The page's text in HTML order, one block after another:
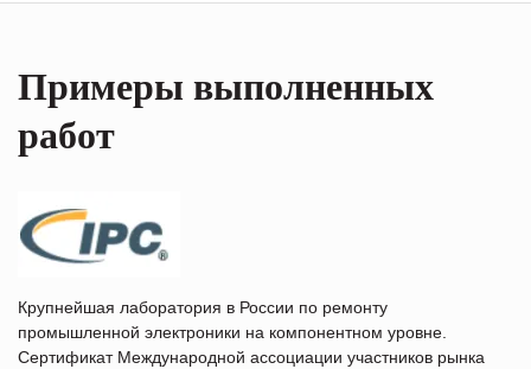
Примеры выполненных
работ
Крупнейшая лаборатория в России по ремонту
промышленной электроники на компонентном уровне.
Сертификат Международной ассоциации участников рынка